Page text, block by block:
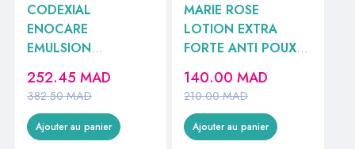
CODEXIAL
ENOCARE
EMULSION
RELIPIDANTE 400ML
382.50MAD
252.45 MAD
Ajouter au panier
MARIE ROSE
LOTION EXTRA
FORTE ANTI POUX
100ML //
210.00MAD
140.00MAD
Ajouter au panier